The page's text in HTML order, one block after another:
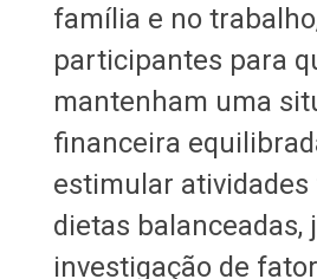
família e no
participantes para
mantenham uma
financeira
estimular atividades
dietas balanceadas,
investigação de